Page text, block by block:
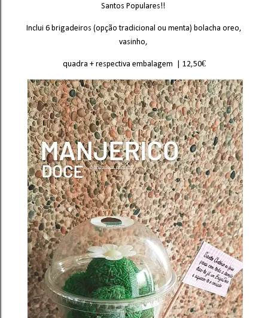
Santos Populares!!
Inclui 6 brigadeiros (opção tradicional ou menta) bolacha oreo,
vasinho,
quadra + respectiva embalagem | 12,50€